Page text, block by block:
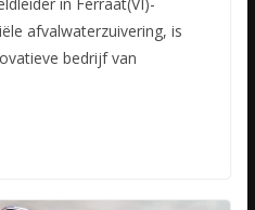
afvalwaterzuivering, is
bedrijf van